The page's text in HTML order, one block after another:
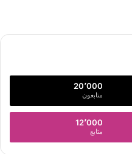
20٬000
متابعون
12٬000
متابع